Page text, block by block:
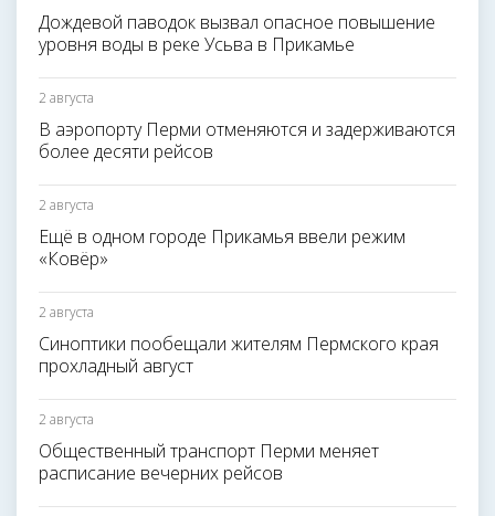
Дождевой паводок вызвал опасное повышение
уровня воды в реке Усьва в Прикамье
2 августа
В аэропорту Перми отменяются и задерживаются
более десяти рейсов
2 августа
Ещё в одном городе Прикамья ввели режим
«Ковёр»
2 августа
Синоптики пообещали жителям Пермского края
прохладный август
2 августа
Общественный транспорт Перми меняет
расписание вечерних рейсов